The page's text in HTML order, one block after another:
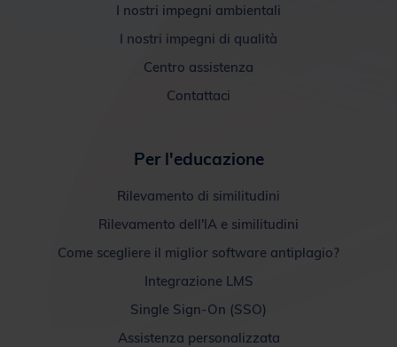
I nostri impegni ambientali
I nostri impegni di qualità
Centro assistenza
Contattaci
Per l'educazione
Rilevamento di similitudini
Rilevamento dell'IA e similitudini
Come scegliere il miglior software antiplagio?
Integrazione LMS
Single Sign-On (SSO)
Assistenza personalizzata